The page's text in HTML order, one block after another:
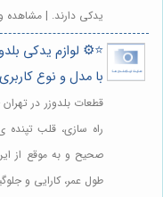
یدکی دارند. | مشاهده
⭐️⚙️ لوازم یدکی
با مدل و نوع
قطعات بلدوزر در
راه سازی، قلب تپنده
صحیح و به موقع از
طول عمر، کارایی و